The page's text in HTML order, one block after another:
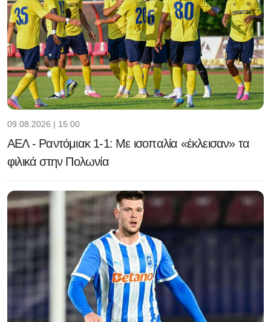
09.08.2026 | 15:00
ΑΕΛ - Ραντόμιακ 1-1: Με ισοπαλία «έκλεισαν» τα
φιλικά στην Πολωνία